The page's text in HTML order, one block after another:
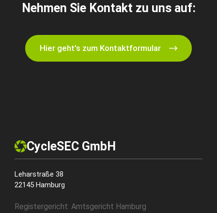
Nehmen Sie Kontakt zu uns auf:
Hier geht's zum Kontaktformular
CycleSEC GmbH
Leharstraße 38
22145 Hamburg
Registergericht: Amtsgericht Hamburg